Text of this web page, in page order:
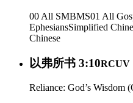
00 All SMBMS01 All
EphesiansSimplified
Chinese
以弗所书 3:10RCUV
Reliance: God’s Wisdom